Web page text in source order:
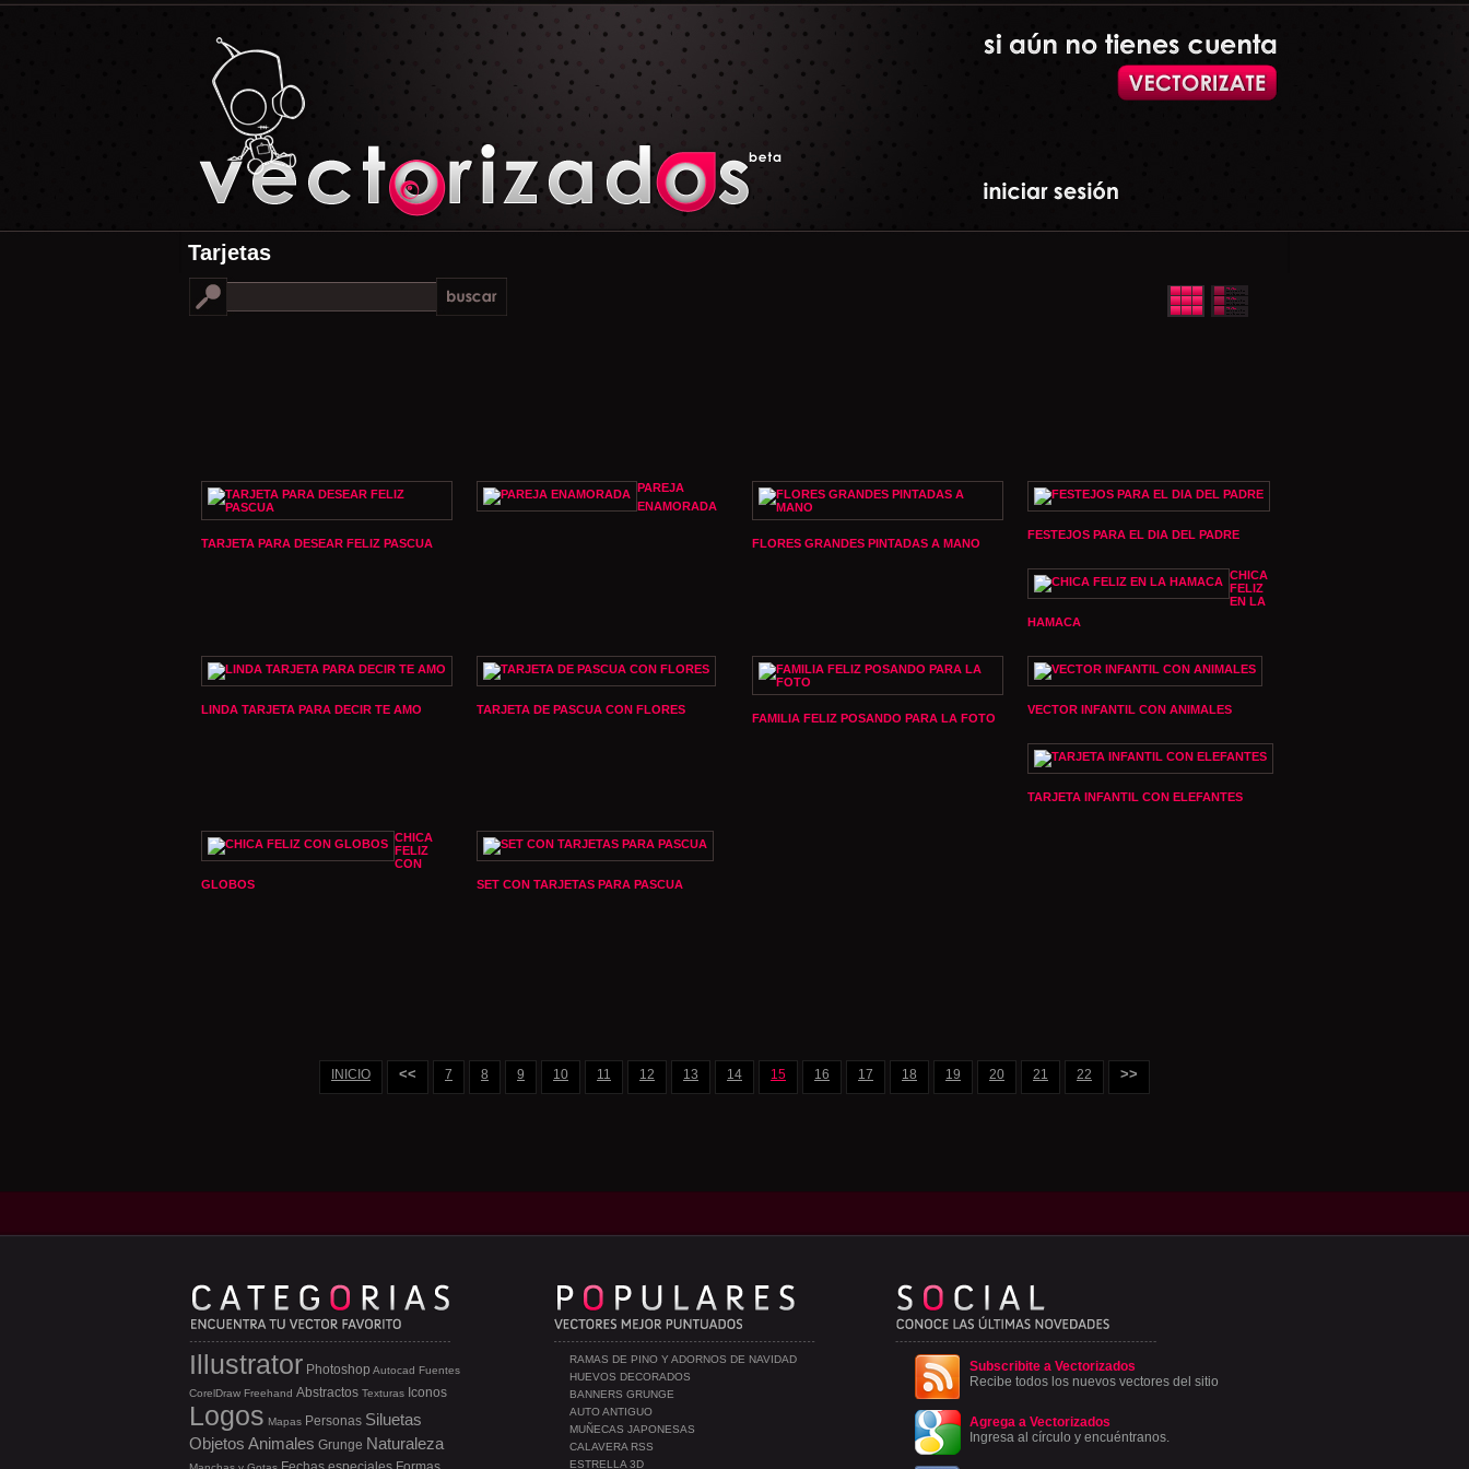
Tarjetas
TARJETA PARA DESEAR FELIZ PASCUA
PAREJA
ENAMORADA
FLORES GRANDES PINTADAS A MANO
FESTEJOS PARA EL DIA DEL PADRE
CHICA
FELIZ
EN LA
HAMACA
LINDA TARJETA PARA DECIR TE AMO TARJETA DE PASCUA CON FLORES
FAMILIA FELIZ POSANDO PARA LA FOTO
VECTOR INFANTIL CON ANIMALES
TARJETA INFANTIL CON ELEFANTES
CHICA
FELIZ
CON
GLOBOS
SET CON TARJETAS PARA PASCUA
INICIO << 7 8 9 10 11 12 13 14 15 16 17 18 19 20 21 22 >>
Subscribite a Vectorizados
Recibe todos los nuevos vectores del sitio
Agrega a Vectorizados
Ingresa al círculo y encuéntranos.
RAMAS DE PINO Y ADORNOS DE NAVIDAD
HUEVOS DECORADOS
BANNERS GRUNGE
AUTO ANTIGUO
MUÑECAS JAPONESAS
CALAVERA RSS
ESTRELLA 3D
Illustrator Photoshop Autocad Fuentes
CorelDraw Freehand Abstractos Texturas Iconos
Logos Mapas Personas Siluetas
Objetos Animales Grunge Naturaleza